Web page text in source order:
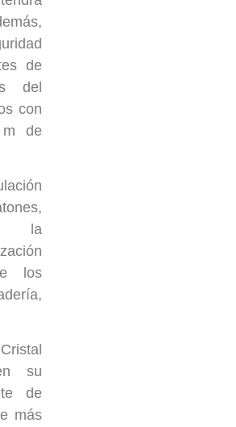
de
del
con
m de
la
los
su
de
más